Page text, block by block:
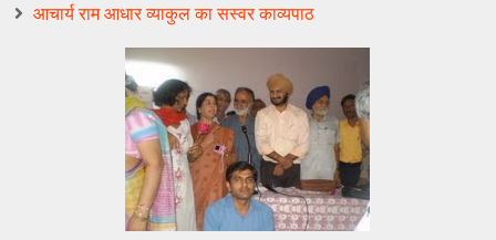
आचार्य राम आधार व्याकुल का सस्वर काव्यपाठ